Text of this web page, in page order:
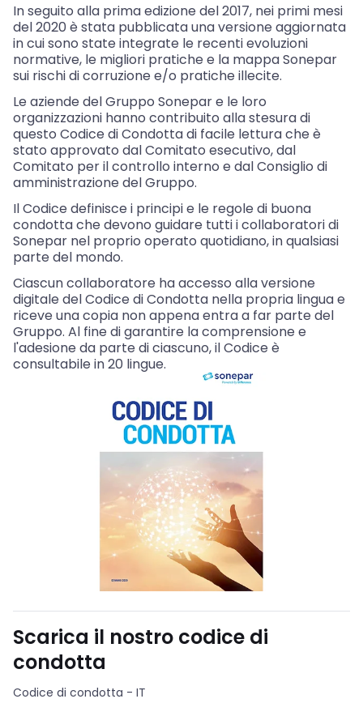
In seguito alla prima edizione del 2017, nei primi mesi
del 2020 è stata pubblicata una versione aggiornata
in cui sono state integrate le recenti evoluzioni
normative, le migliori pratiche e la mappa Sonepar
sui rischi di corruzione e/o pratiche illecite.
Le aziende del Gruppo Sonepar e le loro
organizzazioni hanno contribuito alla stesura di
questo Codice di Condotta di facile lettura che è
stato approvato dal Comitato esecutivo, dal
Comitato per il controllo interno e dal Consiglio di
amministrazione del Gruppo.
Il Codice definisce i principi e le regole di buona
condotta che devono guidare tutti i collaboratori di
Sonepar nel proprio operato quotidiano, in qualsiasi
parte del mondo.
Ciascun collaboratore ha accesso alla versione
digitale del Codice di Condotta nella propria lingua e
riceve una copia non appena entra a far parte del
Gruppo. Al fine di garantire la comprensione e
l'adesione da parte di ciascuno, il Codice è
consultabile in 20 lingue.
Scarica il nostro codice di
condotta
Codice di condotta - IT